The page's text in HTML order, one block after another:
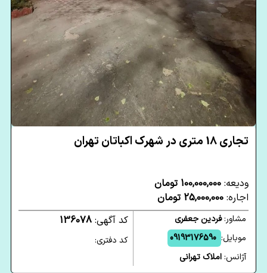
تجاری 18 متری در شهرک اکباتان تهران
ودیعه: 100,000,000 تومان
اجاره: 25,000,000 تومان
مشاور:فردین جعفری
موبایل: 09193176590
آژانس:املاک‌ تهرانی
کد آگهی: 136078
کد دفتری: